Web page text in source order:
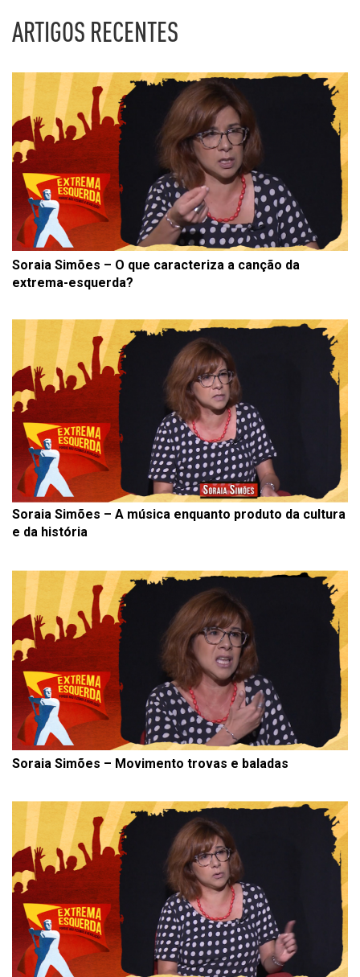
ARTIGOS RECENTES
Soraia Simões – O que caracteriza a canção da
extrema-esquerda?
Soraia Simões – A música enquanto produto da cultura
e da história
Soraia Simões – Movimento trovas e baladas